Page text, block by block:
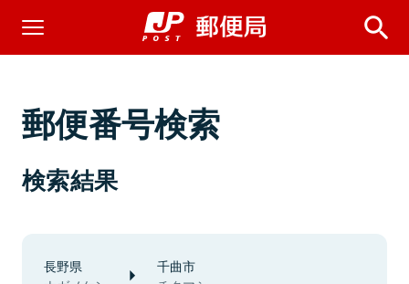
郵便番号検索
検索結果
長野県 千曲市